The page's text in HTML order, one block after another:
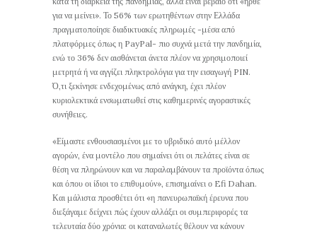
για να μείνει». Το 56% των ερωτηθέντων στην Ελλάδα
πραγματοποίησε διαδικτυακές πληρωμές -μέσα από
πλατφόρμες όπως η PayPal- πιο συχνά μετά την πανδημία,
ενώ το 36% δεν αισθάνεται άνετα πλέον να χρησιμοποιεί
μετρητά ή να αγγίζει πληκτρολόγια για την εισαγωγή PIN.
Ό,τι ξεκίνησε ενδεχομένως από ανάγκη, έχει πλέον
κυριολεκτικά ενσωματωθεί στις καθημερινές αγοραστικές
συνήθειες.
«Είμαστε ενθουσιασμένοι με το υβριδικό αυτό μέλλον
αγορών, ένα μοντέλο που σημαίνει ότι οι πελάτες είναι σε
θέση να πληρώνουν και να παραλαμβάνουν τα προϊόντα όπως
και όπου οι ίδιοι το επιθυμούν», επισημαίνει ο Efi Dahan.
Και μάλιστα προσθέτει ότι «η πανευρωπαϊκή έρευνα που
διεξάγαμε δείχνει πώς έχουν αλλάξει οι συμπεριφορές τα
τελευταία δύο χρόνια: οι καταναλωτές θέλουν να κάνουν